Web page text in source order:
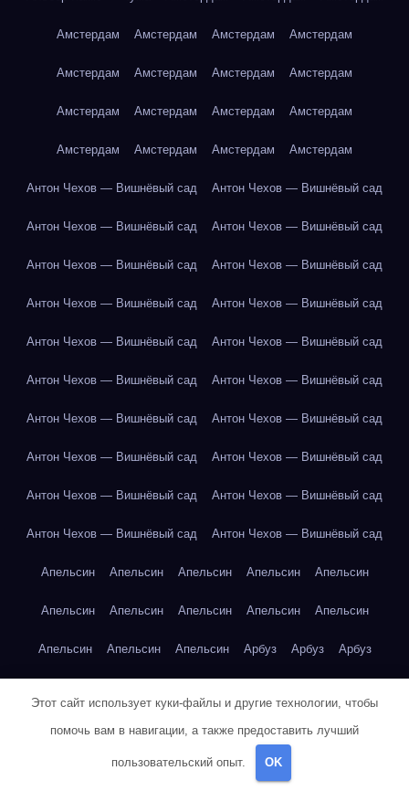
Амстердам Амстердам Амстердам Амстердам
Амстердам Амстердам Амстердам Амстердам
Амстердам Амстердам Амстердам Амстердам
Амстердам Амстердам Амстердам Амстердам
Антон Чехов — Вишнёвый сад Антон Чехов — Вишнёвый сад
Антон Чехов — Вишнёвый сад Антон Чехов — Вишнёвый сад
Антон Чехов — Вишнёвый сад Антон Чехов — Вишнёвый сад
Антон Чехов — Вишнёвый сад Антон Чехов — Вишнёвый сад
Антон Чехов — Вишнёвый сад Антон Чехов — Вишнёвый сад
Антон Чехов — Вишнёвый сад Антон Чехов — Вишнёвый сад
Антон Чехов — Вишнёвый сад Антон Чехов — Вишнёвый сад
Антон Чехов — Вишнёвый сад Антон Чехов — Вишнёвый сад
Антон Чехов — Вишнёвый сад Антон Чехов — Вишнёвый сад
Антон Чехов — Вишнёвый сад Антон Чехов — Вишнёвый сад
Апельсин Апельсин Апельсин Апельсин Апельсин
Апельсин Апельсин Апельсин Апельсин Апельсин
Апельсин Апельсин Апельсин Арбуз Арбуз Арбуз
Банан Банан Банан Банан Банан Банан Банан
Бангкок Бангкок Бангкок Бангкок
Этот сайт использует куки-файлы и другие технологии, чтобы
помочь вам в навигации, а также предоставить лучший
пользовательский опыт. OK